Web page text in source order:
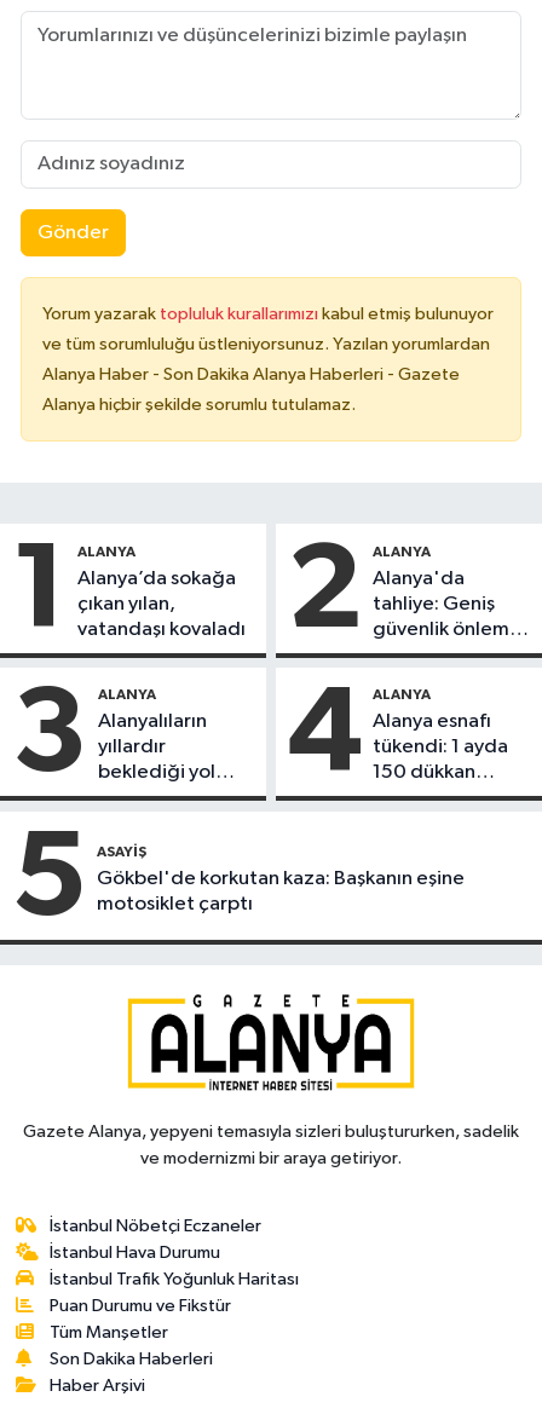
Gönder
Yorum yazarak topluluk kurallarımızı kabul etmiş bulunuyor
ve tüm sorumluluğu üstleniyorsunuz. Yazılan yorumlardan
Alanya Haber - Son Dakika Alanya Haberleri - Gazete
Alanya hiçbir şekilde sorumlu tutulamaz.
1 ALANYA
Alanya’da sokağa
çıkan yılan,
vatandaşı kovaladı
2 ALANYA
Alanya'da
tahliye: Geniş
güvenlik önlemi
alındı
3 ALANYA
Alanyalıların
yıllardır
beklediği yol
askıdan döndü
4 ALANYA
Alanya esnafı
tükendi: 1 ayda
150 dükkan
kapandı
5 ASAYIŞ
Gökbel'de korkutan kaza: Başkanın eşine
motosiklet çarptı
Gazete Alanya, yepyeni temasıyla sizleri buluştururken, sadelik
ve modernizmi bir araya getiriyor.
İstanbul Nöbetçi Eczaneler
İstanbul Hava Durumu
İstanbul Trafik Yoğunluk Haritası
Puan Durumu ve Fikstür
Tüm Manşetler
Son Dakika Haberleri
Haber Arşivi